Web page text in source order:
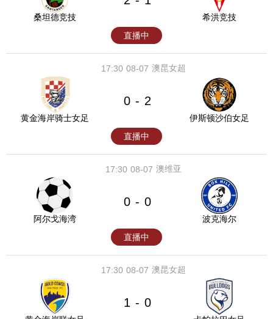
桑坦德竞技
希洪竞技
直播中
08-07
17:30 澳昆女超
黄金海岸骑士女足
0 - 2
伊斯顿沙伯女足
直播中
08-07
17:30 澳维亚
阿尔戈海湾
0 - 0
波克海尔
直播中
08-07
17:30 澳昆女超
1 - 0